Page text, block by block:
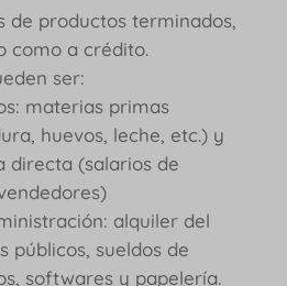
de productos terminados,
como a crédito.
ser:
materias primas
huevos, leche, etc.) y
directa (salarios de
alquiler del
públicos, sueldos de
softwares y papelería.